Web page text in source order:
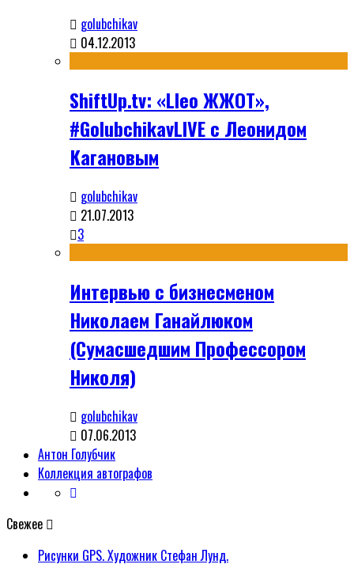
golubchikav
04.12.2013
ShiftUp.tv: «Lleo ЖЖОТ»,
#GolubchikavLIVE с Леонидом
Кагановым
golubchikav
21.07.2013
3
Интервью с бизнесменом
Николаем Ганайлюком
(Сумасшедшим Профессором
Николя)
golubchikav
07.06.2013
Антон Голубчик
Коллекция автографов
Свежее
Рисунки GPS. Художник Стефан Лунд.